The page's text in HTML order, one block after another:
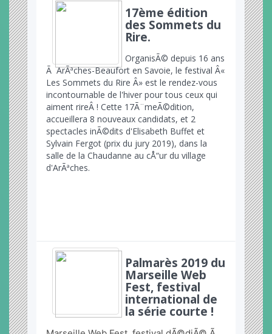
17ème édition
des Sommets du
Rire.
OrganisÃ© depuis 16 ans
Ã ArÃªches-Beaufort en Savoie, le festival Â«
Les Sommets du Rire Â» est le rendez-vous
incontournable de l'hiver pour tous ceux qui
aiment rireÂ ! Cette 17Ã¨meÃ©dition,
accueillera 8 nouveaux candidats, et 2
spectacles inÃ©dits d'Elisabeth Buffet et
Sylvain Fergot (prix du jury 2019), dans la
salle de la Chaudanne au cÅ“ur du village
d'ArÃªches.
Palmarès 2019 du
Marseille Web
Fest, festival
international de
la série courte !